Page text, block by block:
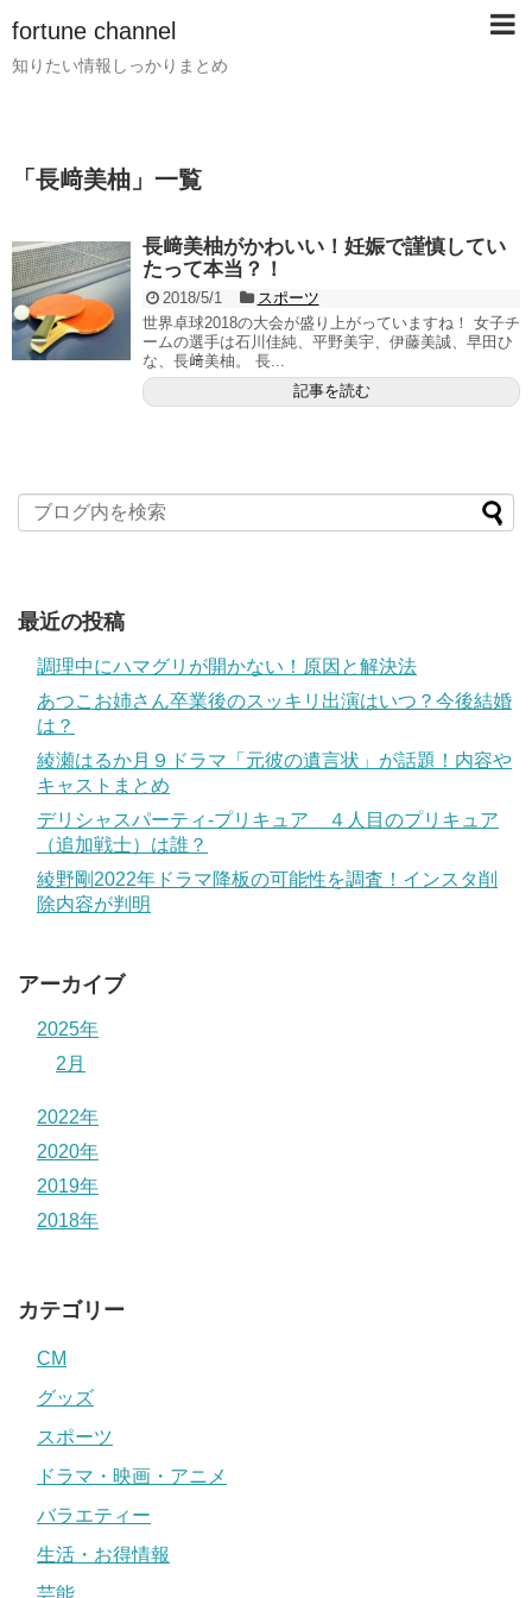
fortune channel
知りたい情報しっかりまとめ
「 長﨑美柚 」 一覧
長﨑美柚がかわいい！妊娠で謹慎してい
たって本当？！
2018/5/1
スポーツ
世界卓球2018の大会が盛り上がっていますね！ 女子チ
ームの選手は石川佳純、平野美宇、伊藤美誠、早田ひ
な、長﨑美柚。 長...
記事を読む
最近の投稿
調理中にハマグリが開かない！原因と解決法
あつこお姉さん卒業後のスッキリ出演はいつ？今後結婚
は？
綾瀬はるか月９ドラマ「元彼の遺言状」が話題！内容や
キャストまとめ
デリシャスパーティ-プリキュア ４人目のプリキュア
（追加戦士）は誰？
綾野剛2022年ドラマ降板の可能性を調査！インスタ削
除内容が判明
アーカイブ
2025年
2月
2022年
2020年
2019年
2018年
カテゴリー
CM
グッズ
スポーツ
ドラマ・映画・アニメ
バラエティー
生活・お得情報
芸能